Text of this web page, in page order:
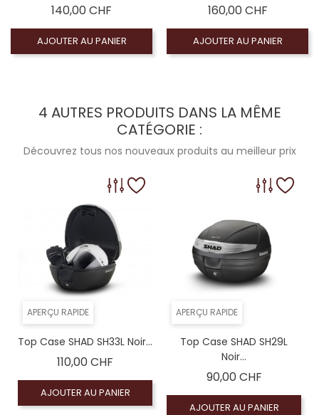
140,00 CHF
AJOUTER AU PANIER
160,00 CHFPrix
AJOUTER AU PANIER
4 AUTRES PRODUITS DANS LA MÊME
CATÉGORIE :
Découvrez tous nos nouveaux produits au meilleur prix
APERÇU RAPIDE
Top Case SHAD SH33L Noir...
110,00 CHF
AJOUTER AU PANIER
APERÇU RAPIDE
Top Case SHAD SH29L
Noir...
90,00 CHFPrix
AJOUTER AU PANIER